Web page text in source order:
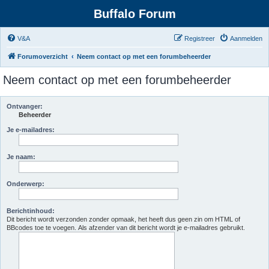
Buffalo Forum
V&A Aanmelden
Registreer
Forumoverzicht Neem contact op met een forumbeheerder
Neem contact op met een forumbeheerder
Ontvanger:
Beheerder
Je e-mailadres:
Je naam:
Onderwerp:
Berichtinhoud:
Dit bericht wordt verzonden zonder opmaak, het heeft dus geen zin om HTML of
BBcodes toe te voegen. Als afzender van dit bericht wordt je e-mailadres gebruikt.